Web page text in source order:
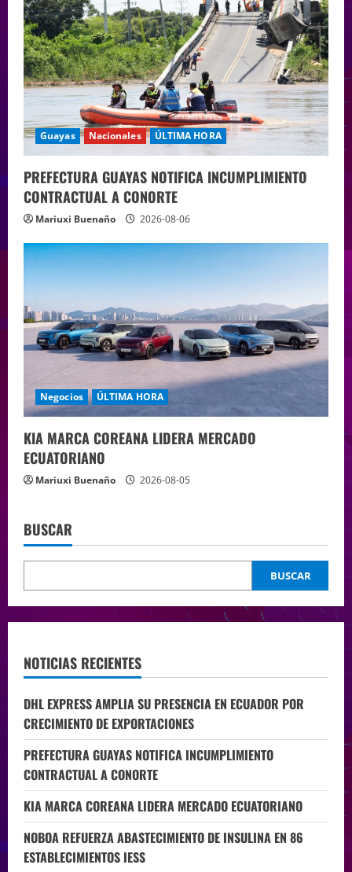
Guayas Nacionales ÚLTIMA HORA
PREFECTURA GUAYAS NOTIFICA INCUMPLIMIENTO
CONTRACTUAL A CONORTE
Mariuxi Buenaño 2026-08-06
Negocios ÚLTIMA HORA
KIA MARCA COREANA LIDERA MERCADO
ECUATORIANO
Mariuxi Buenaño 2026-08-05
BUSCAR
BUSCAR
NOTICIAS RECIENTES
DHL EXPRESS AMPLIA SU PRESENCIA EN ECUADOR POR
CRECIMIENTO DE EXPORTACIONES
PREFECTURA GUAYAS NOTIFICA INCUMPLIMIENTO
CONTRACTUAL A CONORTE
KIA MARCA COREANA LIDERA MERCADO ECUATORIANO
NOBOA REFUERZA ABASTECIMIENTO DE INSULINA EN 86
ESTABLECIMIENTOS IESS